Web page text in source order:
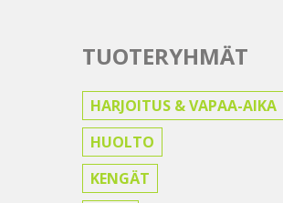
TUOTERYHMÄT
HARJOITUS & VAPAA-AIKA
HUOLTO
KENGÄT